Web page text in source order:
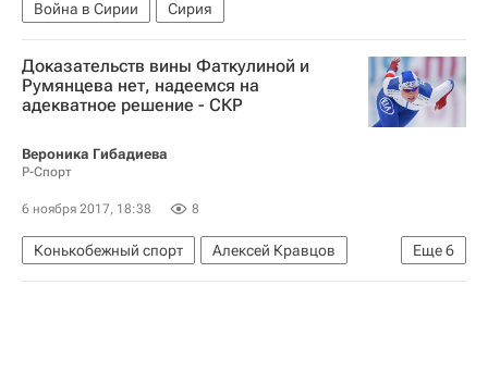
Война в Сирии Сирия
Доказательств вины Фаткулиной и
Румянцева нет, надеемся на
адекватное решение - СКР
Вероника Гибадиева
Р-Спорт
6 ноября 2017, 18:38 8
Еще6
Конькобежный спорт
Алексей Кравцов
Международный олимпийский комитет (МОК)